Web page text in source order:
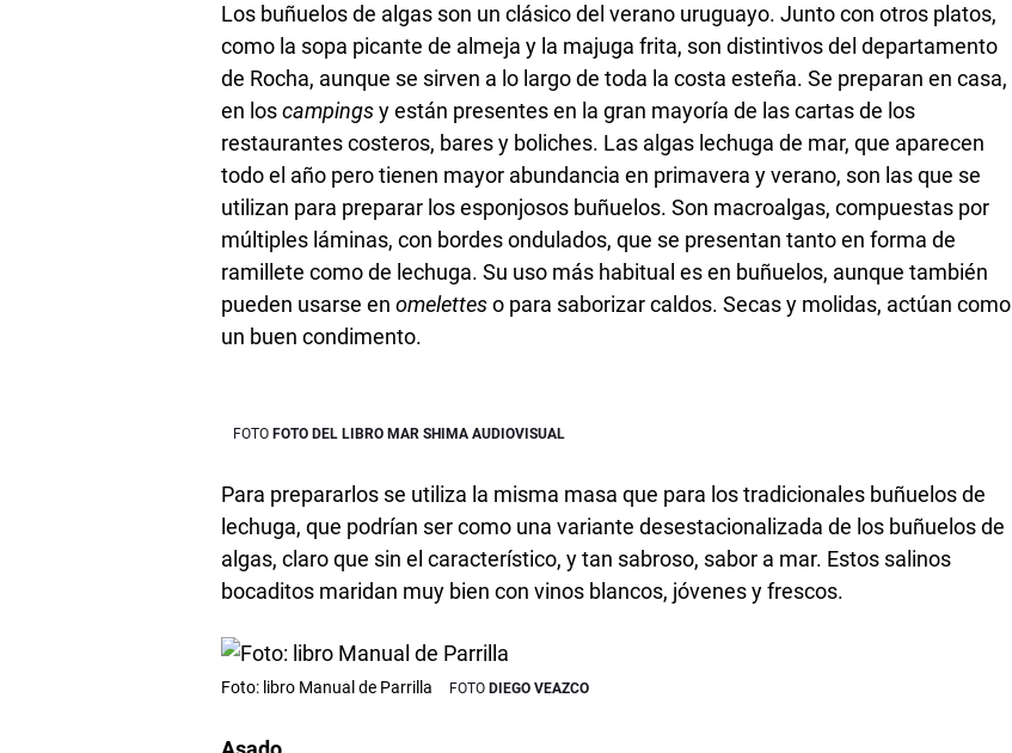
Los buñuelos de algas son un clásico del verano uruguayo. Junto con otros platos,
como la sopa picante de almeja y la majuga frita, son distintivos del departamento
de Rocha, aunque se sirven a lo largo de toda la costa esteña. Se preparan en casa,
en loscampingsy están presentes en la gran mayoría de las cartas de los
restaurantes costeros, bares y boliches. Las algas lechuga de mar, que aparecen
todo el año pero tienen mayor abundancia en primavera y verano, son las que se
utilizan para preparar los esponjosos buñuelos. Son macroalgas, compuestas por
múltiples láminas, con bordes ondulados, que se presentan tanto en forma de
ramillete como de lechuga. Su uso más habitual es en buñuelos, aunque también
pueden usarse enomeletteso para saborizar caldos. Secas y molidas, actúan como
un buen condimento.
FOTO DEL LIBRO MAR SHIMA AUDIOVISUAL
Para prepararlos se utiliza la misma masa que para los tradicionales buñuelos de
lechuga, que podrían ser como una variante desestacionalizada de los buñuelos de
algas, claro que sin el característico, y tan sabroso, sabor a mar. Estos salinos
bocaditos maridan muy bien con vinos blancos, jóvenes y frescos.
Foto: libro Manual de Parrilla DIEGO VEAZCO